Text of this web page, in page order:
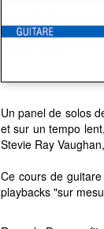
Un panel de solos
et sur un tempo
Stevie Ray
Ce cours de
playbacks "sur